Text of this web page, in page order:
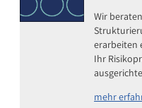
Wir
erarbeiten
Ihr
mehr